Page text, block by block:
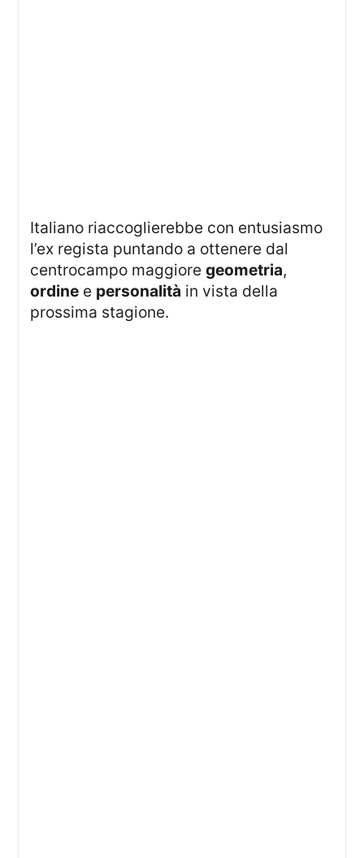
Italiano riaccoglierebbe con entusiasmo
l’ex regista puntando a ottenere dal
centrocampo maggioregeometria,
ordine e personalità in vista della
prossima stagione.